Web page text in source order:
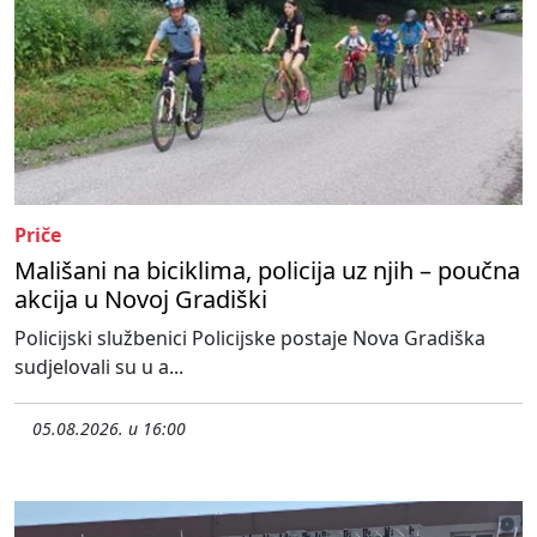
Priče
Mališani na biciklima, policija uz njih – poučna
akcija u Novoj Gradiški
Policijski službenici Policijske postaje Nova Gradiška
sudjelovali su u a...
05.08.2026. u 16:00